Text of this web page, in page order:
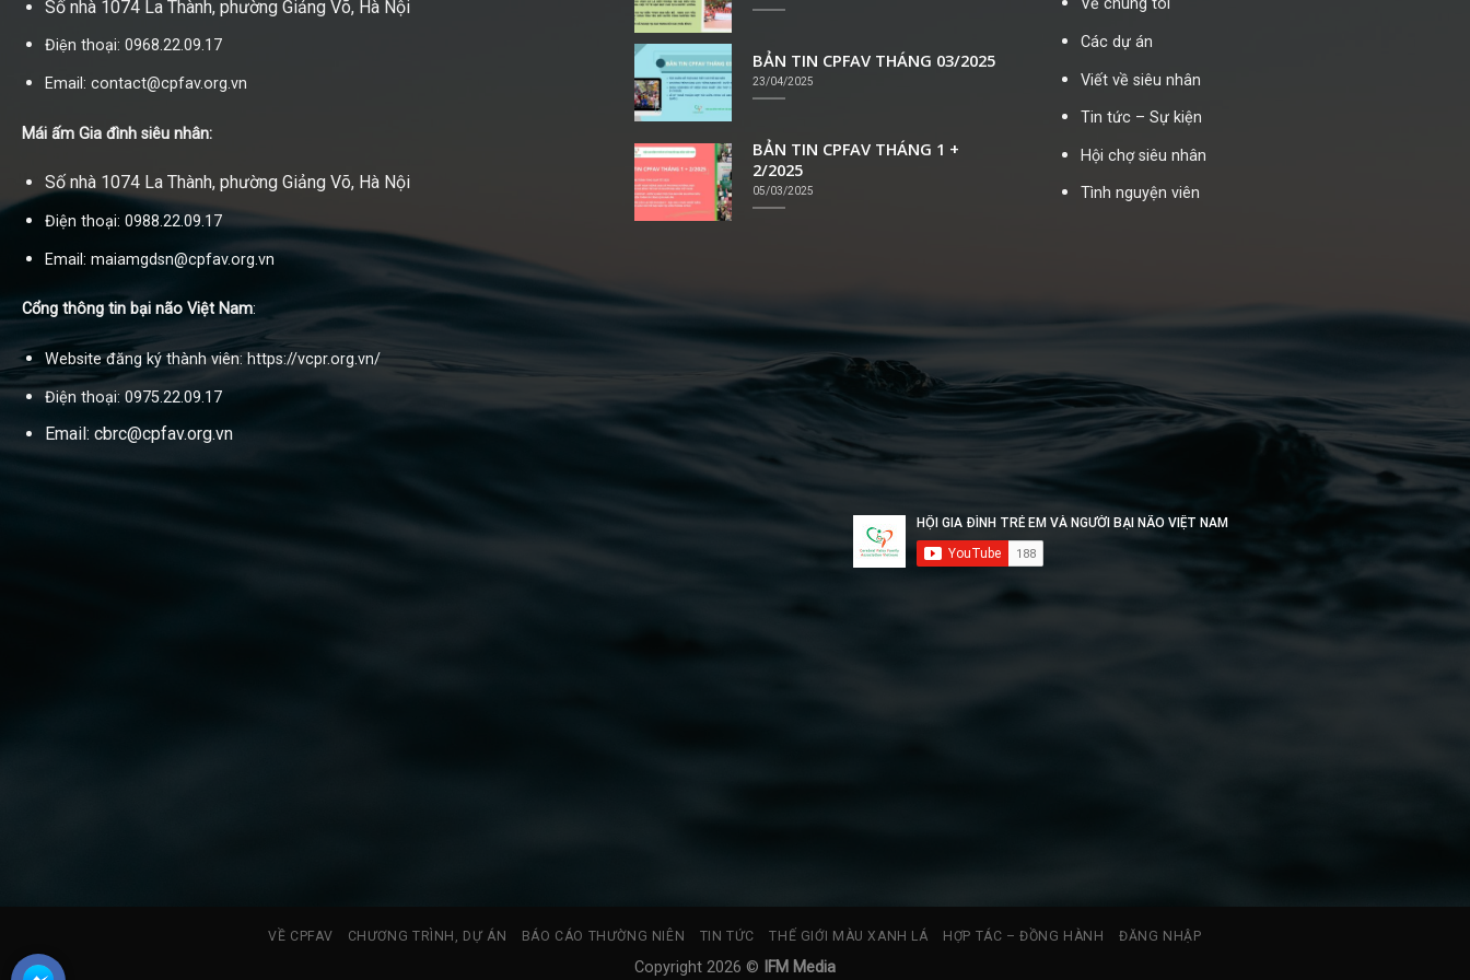
Số nhà 1074 La Thành, phường Giảng Võ, Hà Nội
Điện thoại: 0968.22.09.17
Email: contact@cpfav.org.vn
Mái ấm Gia đình siêu nhân:
Số nhà 1074 La Thành, phường Giảng Võ, Hà Nội
Điện thoại: 0988.22.09.17
Email: maiamgdsn@cpfav.org.vn
Cổng thông tin bại não Việt Nam:
Website đăng ký thành viên: https://vcpr.org.vn/
Điện thoại: 0975.22.09.17
Email: cbrc@cpfav.org.vn
BẢN TIN CPFAV THÁNG 03/2025
23/04/2025
BẢN TIN CPFAV THÁNG 1 +
2/2025
05/03/2025
Về chúng tôi
Các dự án
Viết về siêu nhân
Tin tức – Sự kiện
Hội chợ siêu nhân
Tình nguyện viên
VỀ CPFAV CHƯƠNG TRÌNH, DỰ ÁN BÁO CÁO THƯỜNG NIÊN TIN TỨC THẾ GIỚI MÀU XANH LÁ HỢP TÁC – ĐỒNG HÀNH ĐĂNG NHẬP
Copyright 2026 © IFM Media